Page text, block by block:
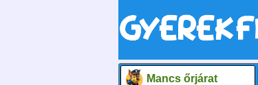
Mancs őrjárat